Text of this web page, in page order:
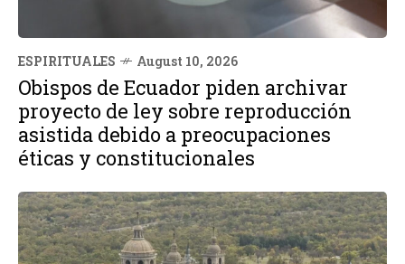
ESPIRITUALES August 10, 2026
Obispos de Ecuador piden archivar
proyecto de ley sobre reproducción
asistida debido a preocupaciones
éticas y constitucionales